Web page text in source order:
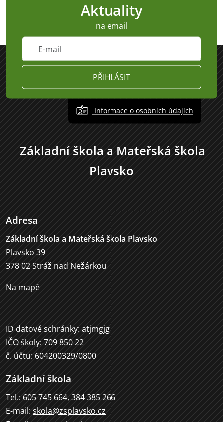
Aktuality
na email
PŘIHLÁSIT
Informace o osobních údajích
Základní škola a Mateřská škola
Plavsko
Adresa
Základní škola a Mateřská škola Plavsko
Plavsko 39
378 02 Stráž nad Nežárkou
Na mapě
ID datové schránky: atjmgjg
IČO školy: 709 850 22
č. účtu: 604200329/0800
Základní škola
Tel.: 605 745 664, 384 385 266
E-mail: skola@zsplavsko.cz